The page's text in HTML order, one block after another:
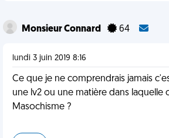
Monsieur Connard 64
lundi 3 juin 2019 8:16
Ce que je ne comprendrais jamais
une lv2 ou une matière dans laquelle
Masochisme ?